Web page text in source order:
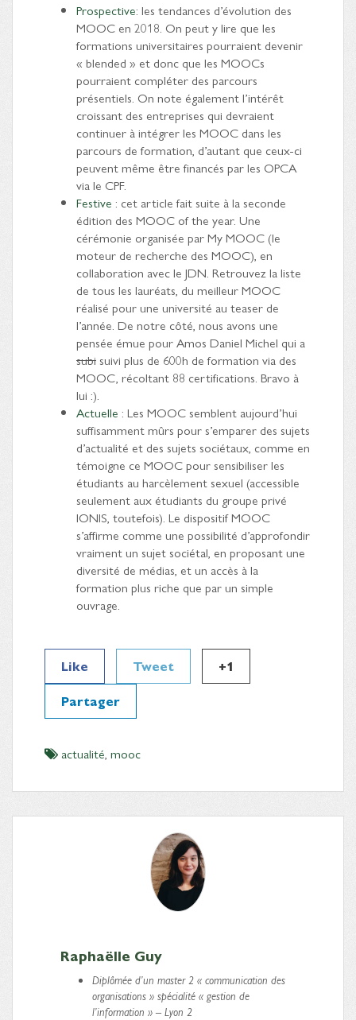
Prospective: les tendances d’évolution des
MOOC en 2018. On peut y lire que les
formations universitaires pourraient devenir
« blended » et donc que les MOOCs
pourraient compléter des parcours
présentiels. On note également l’intérêt
croissant des entreprises qui devraient
continuer à intégrer les MOOC dans les
parcours de formation, d’autant que ceux-ci
peuvent même être financés par les OPCA
via le CPF.
Festive : cet article fait suite à la seconde
édition des MOOC of the year. Une
cérémonie organisée par My MOOC (le
moteur de recherche des MOOC), en
collaboration avec le JDN. Retrouvez la liste
de tous les lauréats, du meilleur MOOC
réalisé pour une université au teaser de
l’année. De notre côté, nous avons une
pensée émue pour Amos Daniel Michel qui a
subi suivi plus de 600h de formation via des
MOOC, récoltant 88 certifications. Bravo à
lui :).
Actuelle : Les MOOC semblent aujourd’hui
suffisamment mûrs pour s’emparer des sujets
d’actualité et des sujets sociétaux, comme en
témoigne ce MOOC pour sensibiliser les
étudiants au harcèlement sexuel (accessible
seulement aux étudiants du groupe privé
IONIS, toutefois). Le dispositif MOOC
s’affirme comme une possibilité d’approfondir
vraiment un sujet sociétal, en proposant une
diversité de médias, et un accès à la
formation plus riche que par un simple
ouvrage.
Like Tweet
+1
Partager
actualité, mooc
Raphaëlle Guy
Diplômée d’un master 2 « communication des
organisations » spécialité « gestion de
l’information » – Lyon 2